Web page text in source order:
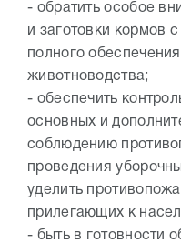
- обратить особое
и заготовки кормов
полного
животноводства;
- обеспечить
основных и
соблюдению
проведения
уделить
прилегающих к
- быть в готовности